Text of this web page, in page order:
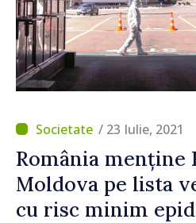
/ 23 Iulie, 2021
România menține
Moldova pe lista
cu risc minim